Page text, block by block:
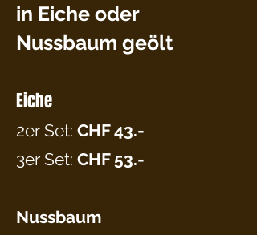
in Eiche oder
Nussbaum geölt
Eiche
2er Set: CHF 43.-
3er Set: CHF 53.-
Nussbaum